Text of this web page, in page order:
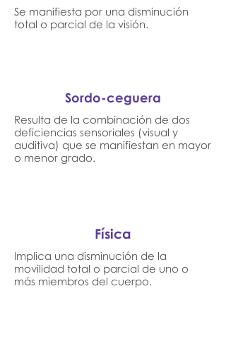
Se manifiesta por una disminución
total o parcial de la visión.​​
Sordo-ceguera​
Resulta de la combinación de dos
deficiencias sensoriales (visual y
auditiva) que se manifiestan en mayor
o menor grado.
Física
Implica una disminución de la
movilidad total o parcial de uno o
más miembros del cuerpo.